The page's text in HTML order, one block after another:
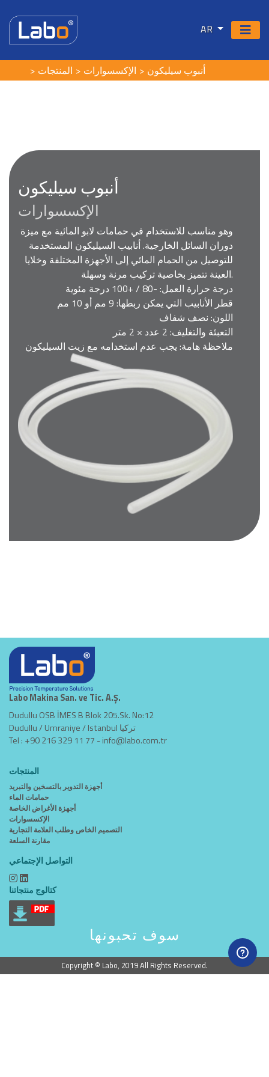
AR
المنتجات الإكسسوارات أنبوب سيليكون
أنبوب سيليكون
الإكسسوارات
وهو مناسب للاستخدام في حمامات لابو المائية مع ميزة
دوران السائل الخارجية. أنابيب السيليكون المستخدمة
للتوصيل من الحمام المائي إلى الأجهزة المختلفة وخلايا
العينة تتميز بخاصية تركيب مرنة وسهلة.
درجة حرارة العمل: -80 / +100 درجة مئوية
قطر الأنابيب التي يمكن ربطها: 9 مم أو 10 مم
اللون: نصف شفاف
التعبئة والتغليف: 2 عدد × 2 متر
ملاحظة هامة: يجب عدم استخدامه مع زيت السيليكون
Labo Makina San. ve Tic. A.Ş.
Dudullu OSB İMES B Blok 205.Sk. No:12
Dudullu / Umraniye / Istanbul تركيا
Tel : +90 216 329 11 77 -info@labo.com.tr
المنتجات
أجهزة التدوير بالتسخين والتبريد
حمامات الماء
أجهزة الأغراض الخاصة
الإكسسوارات
التصميم الخاص وطلب العلامة التجارية
مقارنة السلعة
التواصل الإجتماعي
كتالوج منتجاتنا
سوف تحبونها
Copyright © Labo, 2019 All Rights Reserved.